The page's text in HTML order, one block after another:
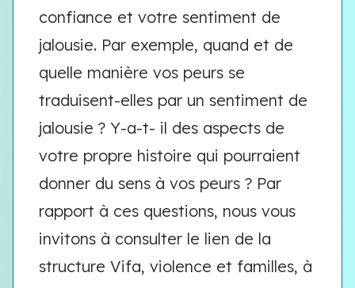
confiance et votre sentiment de
jalousie. Par exemple, quand et de
quelle manière vos peurs se
traduisent-elles par un sentiment de
jalousie ? Y-a-t- il des aspects de
votre propre histoire qui pourraient
donner du sens à vos peurs ? Par
rapport à ces questions, nous vous
invitons à consulter le lien de la
structure Vifa, violence et familles, à